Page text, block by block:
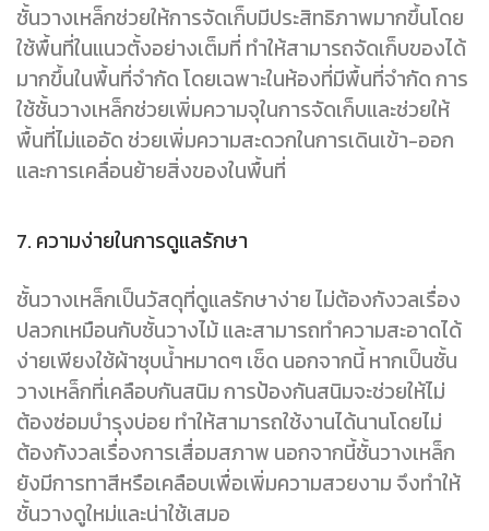
ชั้นวางเหล็กช่วยให้การจัดเก็บมีประสิทธิภาพมากขึ้นโดย
ใช้พื้นที่ในแนวตั้งอย่างเต็มที่ ทำให้สามารถจัดเก็บของได้
มากขึ้นในพื้นที่จำกัด โดยเฉพาะในห้องที่มีพื้นที่จำกัด การ
ใช้ชั้นวางเหล็กช่วยเพิ่มความจุในการจัดเก็บและช่วยให้
พื้นที่ไม่แออัด ช่วยเพิ่มความสะดวกในการเดินเข้า-ออก
และการเคลื่อนย้ายสิ่งของในพื้นที่
7. ความง่ายในการดูแลรักษา
ชั้นวางเหล็กเป็นวัสดุที่ดูแลรักษาง่าย ไม่ต้องกังวลเรื่อง
ปลวกเหมือนกับชั้นวางไม้ และสามารถทำความสะอาดได้
ง่ายเพียงใช้ผ้าชุบน้ำหมาดๆ เช็ด นอกจากนี้ หากเป็นชั้น
วางเหล็กที่เคลือบกันสนิม การป้องกันสนิมจะช่วยให้ไม่
ต้องซ่อมบำรุงบ่อย ทำให้สามารถใช้งานได้นานโดยไม่
ต้องกังวลเรื่องการเสื่อมสภาพ นอกจากนี้ชั้นวางเหล็ก
ยังมีการทาสีหรือเคลือบเพื่อเพิ่มความสวยงาม จึงทำให้
ชั้นวางดูใหม่และน่าใช้เสมอ